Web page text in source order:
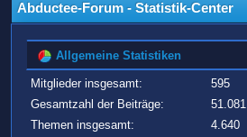
Abductee-Forum - Statistik-Center
Allgemeine Statistiken
Mitglieder insgesamt:
595
Gesamtzahl der Beiträge:
51.081
Themen insgesamt:
4.640